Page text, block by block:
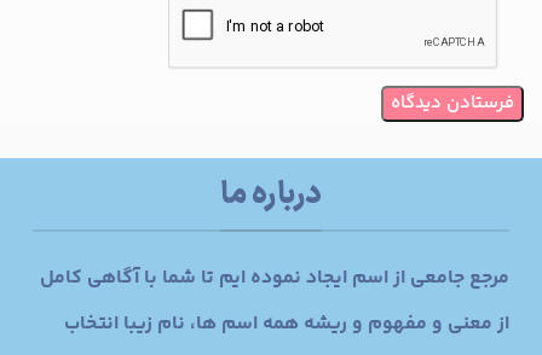
درباره ما
مرجع جامعی از اسم ایجاد نموده ایم تا شما با آگاهی کامل
از معنی و مفهوم و ریشه همه اسم ها، نام زیبا انتخاب